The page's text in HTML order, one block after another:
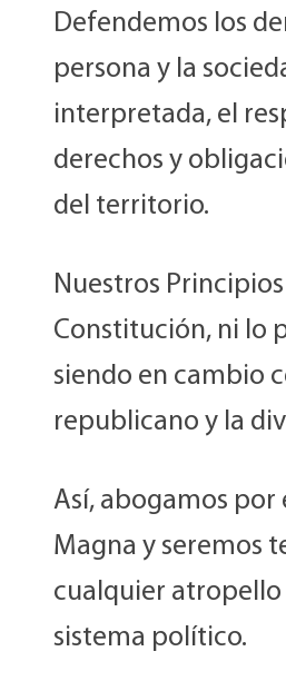
Defendemos los
persona y la
interpretada, el
derechos y
del territorio.
Nuestros
Constitución, ni lo
siendo en cambio
republicano y la
Así, abogamos
Magna y seremos
cualquier atropello
sistema político.